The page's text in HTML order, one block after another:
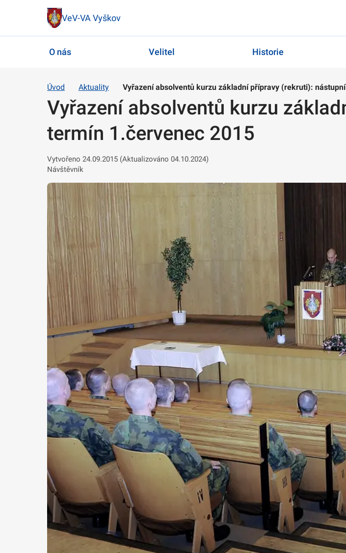
VeV-VA Vyškov
O nás Velitel Historie
Úvod Aktuality Vyřazení absolventů kurzu základní přípravy (rekruti):
Vyřazení absolventů kurzu
termín 1.červenec 2015
Vytvořeno 24.09.2015 (Aktualizováno 04.10.2024)
Návštěvník